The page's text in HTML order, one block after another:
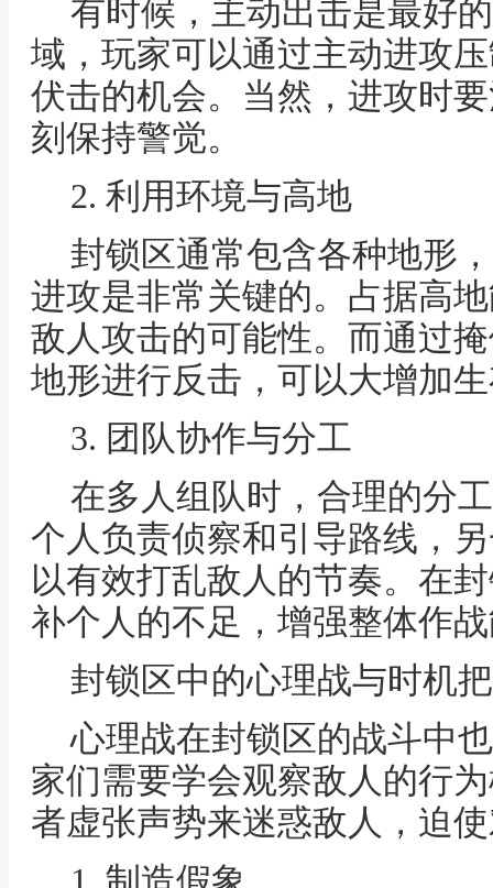
有时候，主动出击是最好
域，玩家可以通过主动进攻
伏击的机会。当然，进攻时
刻保持警觉。
2. 利用环境与高地
封锁区通常包含各种地形
进攻是非常关键的。占据高
敌人攻击的可能性。而通过
地形进行反击，可以大增加
3. 团队协作与分工
在多人组队时，合理的分
个人负责侦察和引导路线，
以有效打乱敌人的节奏。在
补个人的不足，增强整体作
封锁区中的心理战与时机
心理战在封锁区的战斗中
家们需要学会观察敌人的行
者虚张声势来迷惑敌人，迫